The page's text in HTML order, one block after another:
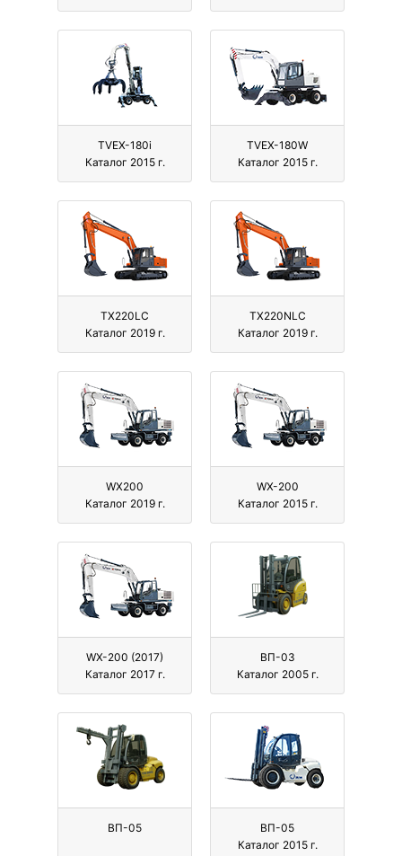
TVEX-180i
Каталог 2015 г.
TVEX-180W
Каталог 2015 г.
TX220LC
Каталог 2019 г.
TX220NLC
Каталог 2019 г.
WX200
Каталог 2019 г.
WХ-200
Каталог 2015 г.
WХ-200 (2017)
Каталог 2017 г.
ВП-03
Каталог 2005 г.
ВП-05
ВП-05
Каталог 2015 г.